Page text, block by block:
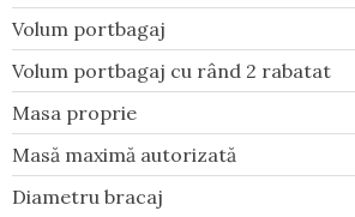
Volum portbagaj
Volum portbagaj cu rând 2 rabatat
Masa proprie
Masă maximă autorizată
Diametru bracaj